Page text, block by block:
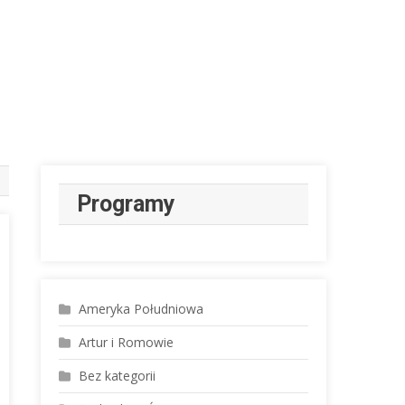
Programy
Ameryka Południowa
Artur i Romowie
Bez kategorii